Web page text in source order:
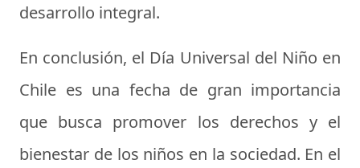
desarrollo integral.
En conclusión, el Día Universal del Niño en
Chile es una fecha de gran importancia
que busca promover los derechos y el
bienestar de los niños en la sociedad. En el